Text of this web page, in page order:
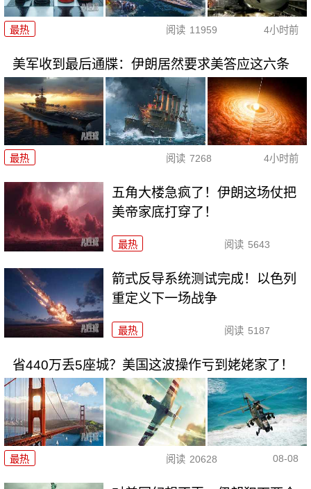
最热 阅读 11959 4小时前
美军收到最后通牒：伊朗居然要求美答应这六条
最热 阅读 7268 4小时前
五角大楼急疯了！伊朗这场仗把
美帝家底打穿了！
最热 阅读 5643
箭式反导系统测试完成！以色列
重定义下一场战争
最热 阅读 5187
省440万丢5座城？美国这波操作亏到姥姥家了！
最热 阅读 20628 08-08